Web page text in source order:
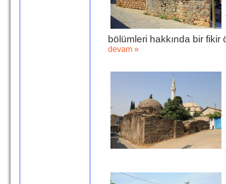
bölümleri hakkında bir
devam »